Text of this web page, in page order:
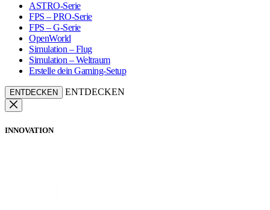
ASTRO-Serie
FPS – PRO-Serie
FPS – G-Serie
OpenWorld
Simulation – Flug
Simulation – Weltraum
Erstelle dein Gaming-Setup
ENTDECKEN ENTDECKEN
INNOVATION